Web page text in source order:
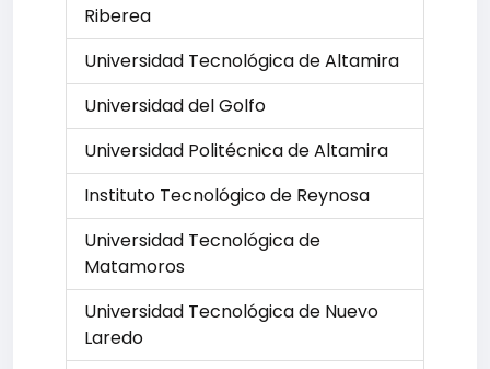
Riberea
Universidad Tecnológica de Altamira
Universidad del Golfo
Universidad Politécnica de Altamira
Instituto Tecnológico de Reynosa
Universidad Tecnológica de
Matamoros
Universidad Tecnológica de Nuevo
Laredo